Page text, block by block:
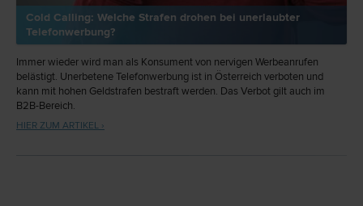
Cold Calling: Welche Strafen drohen bei unerlaubter
Telefonwerbung?
Immer wieder wird man als Konsument von nervigen Werbeanrufen
belästigt. Unerbetene Telefonwerbung ist in Österreich verboten und
kann mit hohen Geldstrafen bestraft werden. Das Verbot gilt auch im
B2B-Bereich.
HIER ZUM ARTIKEL ›